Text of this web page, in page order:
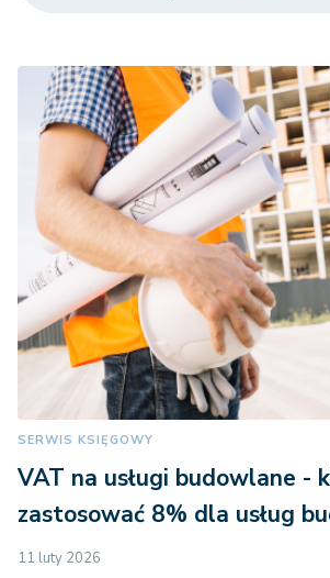
SERWIS KSIĘGOWY
VAT na usługi budowlane -
zastosować 8% dla usług
11 luty 2026